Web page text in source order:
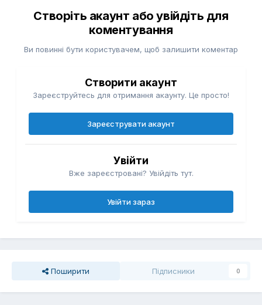
Створіть акаунт або увійдіть для
коментування
Ви повинні бути користувачем, щоб залишити коментар
Створити акаунт
Зареєструйтесь для отримання акаунту. Це просто!
Зареєструвати акаунт
Увійти
Вже зареєстровані? Увійдіть тут.
Увійти зараз
Поширити Підписники 0